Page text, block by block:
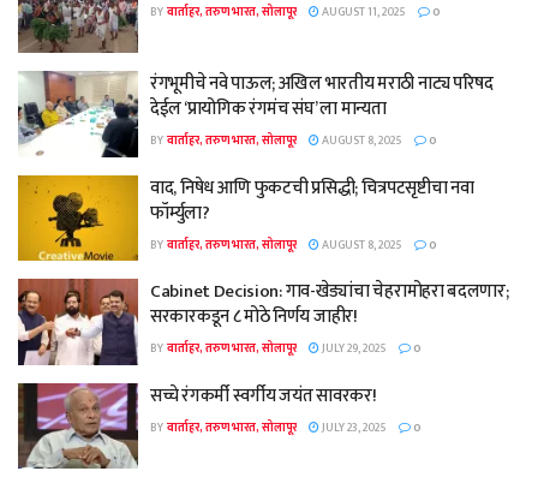
BYवार्ताहर, तरुण भारत, सोलापूर AUGUST 11, 2025 0
रंगभूमीचे नवे पाऊल; अखिल भारतीय मराठी नाट्य परिषद
देईल ‘प्रायोगिक रंगमंच संघ’ ला मान्यता
BYवार्ताहर, तरुण भारत, सोलापूर AUGUST 8, 2025 0
वाद, निषेध आणि फुकटची प्रसिद्धी; चित्रपटसृष्टीचा नवा
फॉर्म्युला?
BYवार्ताहर, तरुण भारत, सोलापूर AUGUST 8, 2025 0
Cabinet Decision: गाव-खेड्यांचा चेहरामोहरा बदलणार;
सरकारकडून ८ मोठे निर्णय जाहीर!
BYवार्ताहर, तरुण भारत, सोलापूर JULY 29, 2025 0
सच्चे रंगकर्मी स्वर्गीय जयंत सावरकर!
BYवार्ताहर, तरुण भारत, सोलापूर JULY 23, 2025 0